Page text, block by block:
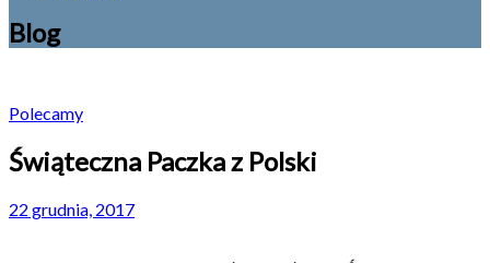
Blog
Polecamy
Świąteczna Paczka z Polski
22 grudnia, 2017